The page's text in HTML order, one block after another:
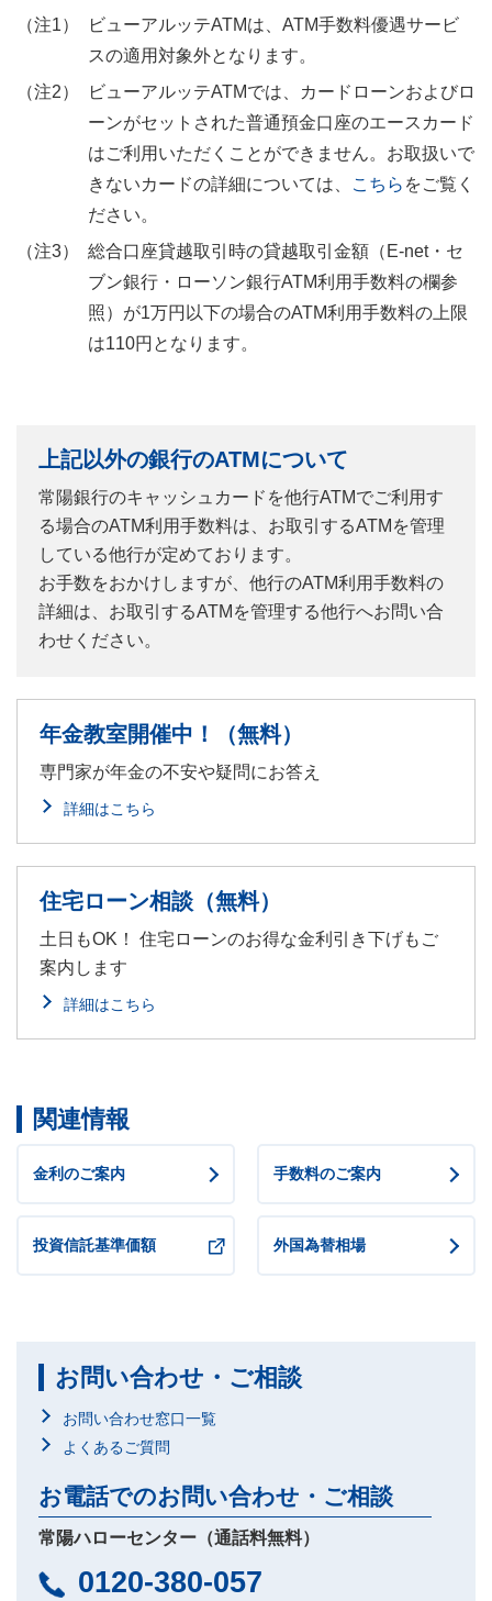
ビューアルッテATMは、ATM手数料優遇サービ
スの適用対象外となります。
ビューアルッテATMでは、カードローンおよびロ
ーンがセットされた普通預金口座のエースカード
はご利用いただくことができません。お取扱いで
きないカードの詳細については、
こちら をご覧く
ださい。
総合口座貸越取引時の貸越取引金額（E-net・セ
ブン銀行・ローソン銀行ATM利用手数料の欄参
照）が1万円以下の場合のATM利用手数料の上限
は110円となります。
上記以外の銀行のATMについて
常陽銀行のキャッシュカードを他行ATMでご利用す
る場合のATM利用手数料は、お取引するATMを管理
している他行が定めております。
お手数をおかけしますが、他行のATM利用手数料の
詳細は、お取引するATMを管理する他行へお問い合
わせください。
年金教室開催中！（無料）
専門家が年金の不安や疑問にお答え
詳細はこちら
住宅ローン相談（無料）
土日もOK！ 住宅ローンのお得な金利引き下げもご
案内します
詳細はこちら
関連情報
金利のご案内 手数料のご案内
投資信託基準価額 外国為替相場
お問い合わせ・ご相談
お問い合わせ窓口一覧
よくあるご質問
お電話でのお問い合わせ・ご相談
常陽ハローセンター（通話料無料）
0120-380-057